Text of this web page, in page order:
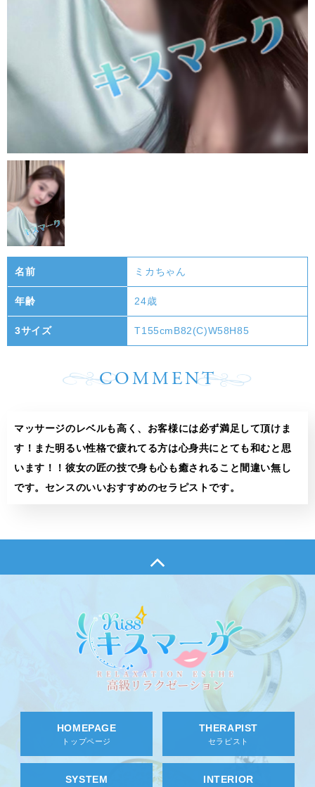
名前 ミカちゃん
年齢 24歳
3サイズ T155cmB82(C)W58H85
COMMENT
マッサージのレベルも高く、お客様には必ず満足して頂けま
す！また明るい性格で疲れてる方は心身共にとても和むと思
います！！彼女の匠の技で身も心も癒されること間違い無し
です。センスのいいおすすめのセラピストです。
HOMEPAGE
トップページ
THERAPIST
セラピスト
SYSTEM INTERIOR